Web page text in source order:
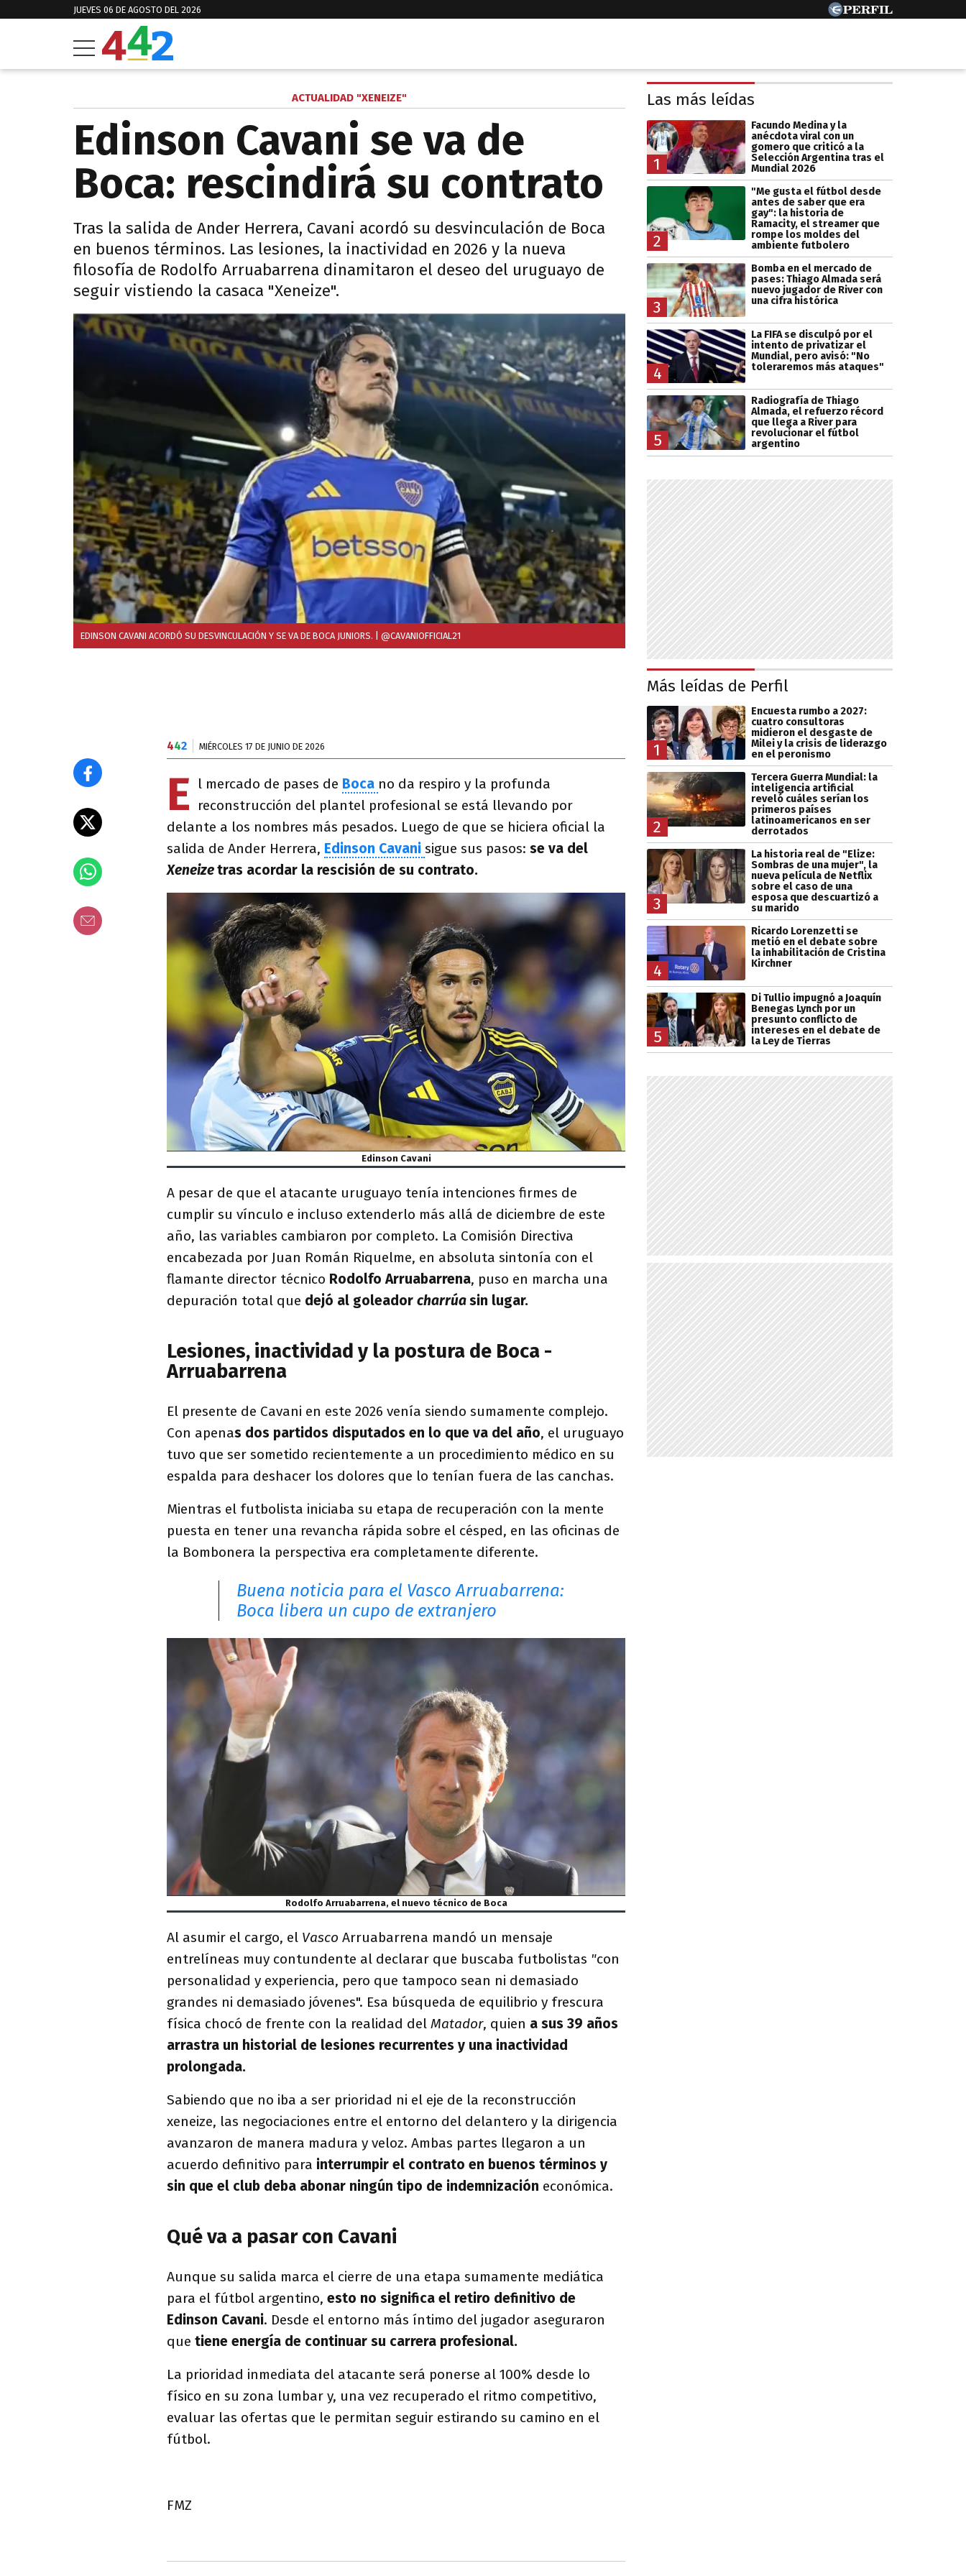
JUEVES 06 DE AGOSTO DEL 2026
ACTUALIDAD "XENEIZE"
Edinson Cavani se va de
Boca: rescindirá su contrato
Tras la salida de Ander Herrera, Cavani acordó su desvinculación de Boca
en buenos términos. Las lesiones, la inactividad en 2026 y la nueva
filosofía de Rodolfo Arruabarrena dinamitaron el deseo del uruguayo de
seguir vistiendo la casaca "Xeneize".
EDINSON CAVANI ACORDÓ SU DESVINCULACIÓN Y SE VA DE BOCA JUNIORS. | @CAVANIOFFICIAL21
442 MIÉRCOLES 17 DE JUNIO DE 2026
E l mercado de pases de Boca no da respiro y la profunda
reconstrucción del plantel profesional se está llevando por
delante a los nombres más pesados. Luego de que se hiciera oficial la
salida de Ander Herrera, Edinson Cavani sigue sus pasos: se va del
Xeneizetras acordar la rescisión de su contrato.
Edinson Cavani
A pesar de que el atacante uruguayo tenía intenciones firmes de
cumplir su vínculo e incluso extenderlo más allá de diciembre de este
año, las variables cambiaron por completo. La Comisión Directiva
encabezada por Juan Román Riquelme, en absoluta sintonía con el
flamante director técnico Rodolfo Arruabarrena, puso en marcha una
depuración total que dejó al goleador charrúasin lugar.
Lesiones, inactividad y la postura de Boca -
Arruabarrena
El presente de Cavani en este 2026 venía siendo sumamente complejo.
Con apenas dos partidos disputados en lo que va del año, el uruguayo
tuvo que ser sometido recientemente a un procedimiento médico en su
espalda para deshacer los dolores que lo tenían fuera de las canchas.
Mientras el futbolista iniciaba su etapa de recuperación con la mente
puesta en tener una revancha rápida sobre el césped, en las oficinas de
la Bombonera la perspectiva era completamente diferente.
Buena noticia para el Vasco Arruabarrena:
Boca libera un cupo de extranjero
Rodolfo Arruabarrena, el nuevo técnico de Boca
Al asumir el cargo, el Vasco Arruabarrena mandó un mensaje
entrelíneas muy contundente al declarar que buscaba futbolistas "con
personalidad y experiencia, pero que tampoco sean ni demasiado
grandes ni demasiado jóvenes". Esa búsqueda de equilibrio y frescura
física chocó de frente con la realidad del Matador, quien a sus 39 años
arrastra un historial de lesiones recurrentes y una inactividad
prolongada.
Sabiendo que no iba a ser prioridad ni el eje de la reconstrucción
xeneize, las negociaciones entre el entorno del delantero y la dirigencia
avanzaron de manera madura y veloz. Ambas partes llegaron a un
acuerdo definitivo para interrumpir el contrato en buenos términos y
sin que el club deba abonar ningún tipo de indemnización económica.
Qué va a pasar con Cavani
Aunque su salida marca el cierre de una etapa sumamente mediática
para el fútbol argentino, esto no significa el retiro definitivo de
Edinson Cavani. Desde el entorno más íntimo del jugador aseguraron
que tiene energía de continuar su carrera profesional.
La prioridad inmediata del atacante será ponerse al 100% desde lo
físico en su zona lumbar y, una vez recuperado el ritmo competitivo,
evaluar las ofertas que le permitan seguir estirando su camino en el
fútbol.
FMZ
Las más leídas
1
Facundo Medina y la
anécdota viral con un
gomero que criticó a la
Selección Argentina tras el
Mundial 2026
2
"Me gusta el fútbol desde
antes de saber que era
gay": la historia de
Ramacity, el streamer que
rompe los moldes del
ambiente futbolero
3
Bomba en el mercado de
pases: Thiago Almada será
nuevo jugador de River con
una cifra histórica
4
La FIFA se disculpó por el
intento de privatizar el
Mundial, pero avisó: "No
toleraremos más ataques"
5
Radiografía de Thiago
Almada, el refuerzo récord
que llega a River para
revolucionar el fútbol
argentino
Más leídas de Perfil
1
Encuesta rumbo a 2027:
cuatro consultoras
midieron el desgaste de
Milei y la crisis de liderazgo
en el peronismo
2
Tercera Guerra Mundial: la
inteligencia artificial
reveló cuáles serían los
primeros países
latinoamericanos en ser
derrotados
3
La historia real de "Elize:
Sombras de una mujer", la
nueva película de Netflix
sobre el caso de una
esposa que descuartizó a
su marido
4
Ricardo Lorenzetti se
metió en el debate sobre
la inhabilitación de Cristina
Kirchner
5
Di Tullio impugnó a Joaquín
Benegas Lynch por un
presunto conflicto de
intereses en el debate de
la Ley de Tierras